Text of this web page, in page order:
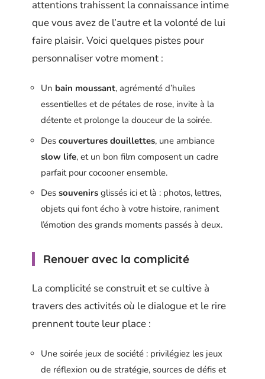
attentions trahissent la connaissance intime
que vous avez de l’autre et la volonté de lui
faire plaisir. Voici quelques pistes pour
personnaliser votre moment :
Un bain moussant, agrémenté d’huiles
essentielles et de pétales de rose, invite à la
détente et prolonge la douceur de la soirée.
Des couvertures douillettes, une ambiance
slow life, et un bon film composent un cadre
parfait pour cocooner ensemble.
Des souvenirs glissés ici et là : photos, lettres,
objets qui font écho à votre histoire, raniment
l’émotion des grands moments passés à deux.
Renouer avec la complicité
La complicité se construit et se cultive à
travers des activités où le dialogue et le rire
prennent toute leur place :
Une soirée jeux de société : privilégiez les jeux
de réflexion ou de stratégie, sources de défis et